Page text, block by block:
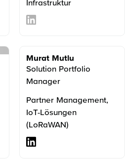
Infrastruktur
Murat Mutlu
Solution Portfolio
Manager
Partner Management,
IoT-Lösungen
(LoRaWAN)